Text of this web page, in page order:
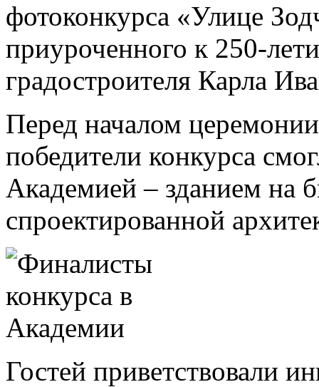
фотоконкурса «Улице
приуроченного к 250-
градостроителя Карла
Перед началом
победители конкурса
Академией – зданием на
спроектированной
Гостей приветствовали